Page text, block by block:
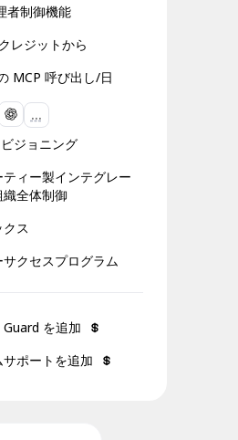
者制御機能
レジットから
MCP 呼び出し/日
…
ジョニング
ィー製インテグレー
全体制御
ス
クセスプログラム
を追加
ポートを追加